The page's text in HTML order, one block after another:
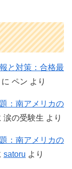
と対策：合格最
に ペン より
：南アメリカの
涙の受験生 より
：南アメリカの
satoru より